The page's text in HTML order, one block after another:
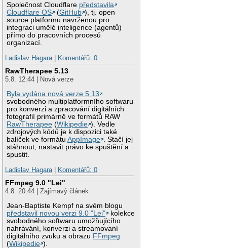
Společnost Cloudflare představila
Cloudflare OS
(GitHub ), tj. open
source platformu navrženou pro
integraci umělé inteligence (agentů)
přímo do pracovních procesů
organizací.
Ladislav Hagara | Komentářů: 0
RawTherapee 5.13
5.8. 12:44 | Nová verze
Byla vydána nová verze 5.13
svobodného multiplatformního softwaru
pro konverzi a zpracování digitálních
fotografií primárně ve formátů RAW
RawTherapee (Wikipedie ). Vedle
zdrojových kódů je k dispozici také
balíček ve formátuAppImage
. Stačí jej
stáhnout, nastavit právo ke spuštění a
spustit.
Ladislav Hagara | Komentářů: 0
FFmpeg 9.0 "Lei"
4.8. 20:44 | Zajímavý článek
Jean-Baptiste Kempf na svém blogu
představil novou verzi 9.0 "Lei"
kolekce
svobodného softwaru umožňujícího
nahrávání, konverzi a streamovaní
digitálního zvuku a obrazu FFmpeg
(Wikipedie ).